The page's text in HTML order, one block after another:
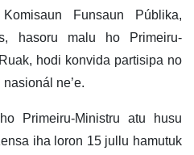
Funsaun Públika,
hasoru malu ho Primeiru-
hodi konvida partisipa no
ne’e.
Primeiru-Ministru atu husu
iha loron 15 jullu hamutuk